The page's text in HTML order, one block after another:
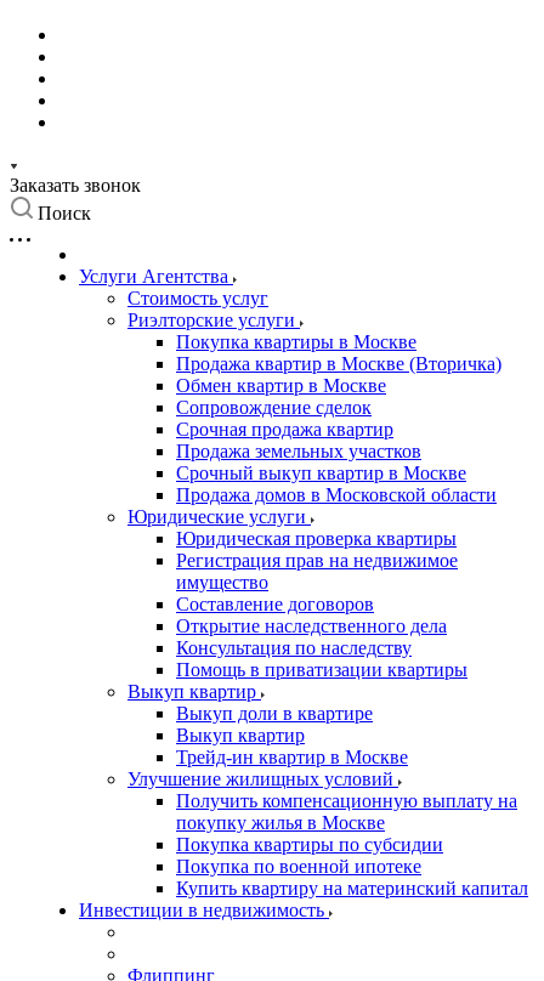
Заказать звонок
Поиск
Услуги Агентства
Стоимость услуг
Риэлторские услуги
Покупка квартиры в Москве
Продажа квартир в Москве (Вторичка)
Обмен квартир в Москве
Сопровождение сделок
Срочная продажа квартир
Продажа земельных участков
Срочный выкуп квартир в Москве
Продажа домов в Московской области
Юридические услуги
Юридическая проверка квартиры
Регистрация прав на недвижимое
имущество
Составление договоров
Открытие наследственного дела
Консультация по наследству
Помощь в приватизации квартиры
Выкуп квартир
Выкуп доли в квартире
Выкуп квартир
Трейд-ин квартир в Москве
Улучшение жилищных условий
Получить компенсационную выплату на
покупку жилья в Москве
Покупка квартиры по субсидии
Покупка по военной ипотеке
Купить квартиру на материнский капитал
Инвестиции в недвижимость
Флиппинг